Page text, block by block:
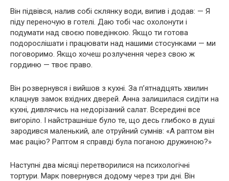
Він підвівся, налив собі склянку води, випив і додав: — Я
піду переночую в готелі. Даю тобі час охолонути і
подумати над своєю поведінкою. Якщо ти готова
подорослішати і працювати над нашими стосунками — ми
поговоримо. Якщо хочеш розлучення через свою ж
гординю — твоє право.
Він розвернувся і вийшов з кухні. За п’ятнадцять хвилин
клацнув замок вхідних дверей. Анна залишилася сидіти на
кухні, дивлячись на недорізаний салат. Всередині все
вигоріло. І найстрашніше було те, що десь глибоко в душі
зародився маленький, але отруйний сумнів: «А раптом він
має рацію? Раптом я справді була поганою дружиною?»
Наступні два місяці перетворилися на психологічні
тортури. Марк повернувся додому через три дні. Він